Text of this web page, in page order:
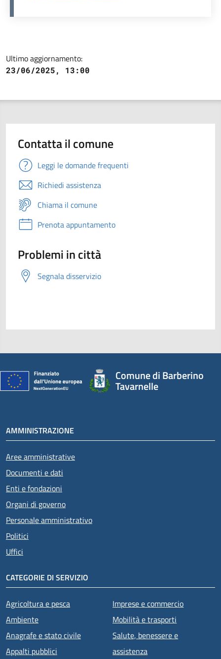
Ultimo aggiornamento:
23/06/2025, 13:00
Contatta il comune
Leggi le domande frequenti
Richiedi assistenza
Chiama il comune
Prenota appuntamento
Problemi in città
Segnala disservizio
Comune di Barberino
Tavarnelle
AMMINISTRAZIONE
Aree amministrative
Documenti e dati
Enti e fondazioni
Organi di governo
Personale amministrativo
Politici
Uffici
CATEGORIE DI SERVIZIO
Agricoltura e pesca
Ambiente
Anagrafe e stato civile
Appalti pubblici
Imprese e commercio
Mobilità e trasporti
Salute, benessere e
assistenza